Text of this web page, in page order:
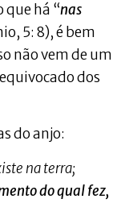
há “nas
5: 8), é bem
não vem de um
dos
do anjo:
na terra;
do qual fez,